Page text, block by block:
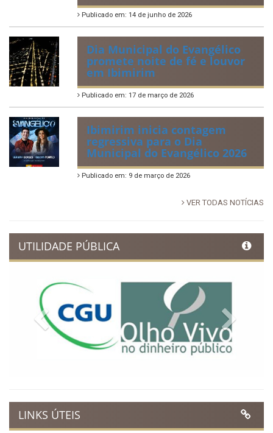
Publicado em: 14 de junho de 2026
Dia Municipal do Evangélico
promete noite de fé e louvor
em Ibimirim
Publicado em: 17 de março de 2026
Ibimirim inicia contagem
regressiva para o Dia
Municipal do Evangélico 2026
Publicado em: 9 de março de 2026
VER TODAS NOTÍCIAS
UTILIDADE PÚBLICA
Previous
LINKS ÚTEIS